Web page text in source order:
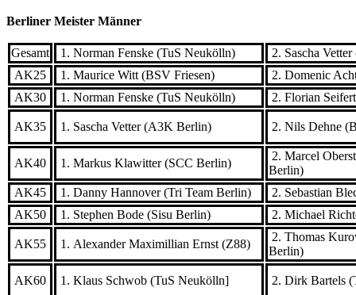
Berliner Meister Männer
Gesamt 1. Norman Fenske (TuS Neukölln)
2. Sascha
AK25
1. Maurice Witt (BSV Friesen)
2. Domenic
AK30
1. Norman Fenske (TuS Neukölln) 2. Florian
AK35 1. Sascha Vetter (A3K Berlin) 2. Nils Dehne
AK40 1. Markus Klawitter (SCC Berlin)
2. Marcel
Berlin)
AK45
1. Danny Hannover (Tri Team Berlin)
2. Sebastian
AK50
1. Stephen Bode (Sisu Berlin) 2. Michael
AK55 1. Alexander Maximillian Ernst (Z88)
2. Thomas
Berlin)
AK60 1. Klaus Schwob (TuS Neukölln] 2. Dirk Bartels